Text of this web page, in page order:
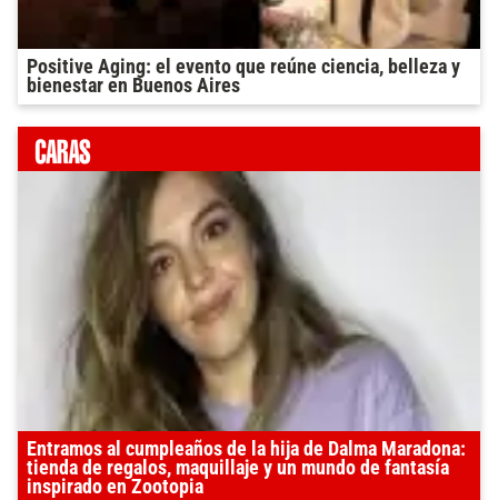
Positive Aging: el evento que reúne ciencia, belleza y
bienestar en Buenos Aires
Entramos al cumpleaños de la hija de Dalma Maradona:
tienda de regalos, maquillaje y un mundo de fantasía
inspirado en Zootopia